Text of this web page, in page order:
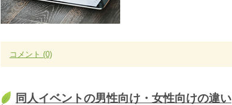
コメント (0)
同人イベントの男性向け・女性向けの違い